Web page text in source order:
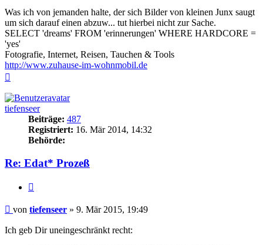
Was ich von jemanden halte, der sich Bilder von kleinen Junx saugt
um sich darauf einen abzuw... tut hierbei nicht zur Sache.
SELECT 'dreams' FROM 'erinnerungen' WHERE HARDCORE =
'yes'
Fotografie, Internet, Reisen, Tauchen & Tools
http://www.zuhause-im-wohnmobil.de
tiefenseer
Beiträge: 487
Registriert: 16. Mär 2014, 14:32
Behörde:
Re: Edat* Prozeß
Beitrag
von tiefenseer » 9. Mär 2015, 19:49
Ich geb Dir uneingeschränkt recht: